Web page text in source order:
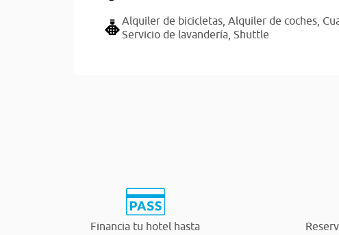
Alquiler de bicicletas, Alquiler de coches,
Servicio de lavandería, Shuttle
Financia tu hotel hasta